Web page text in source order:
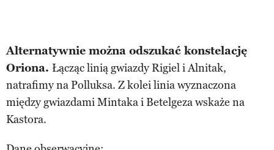
Alternatywnie można odszukać konstelację
Oriona. Łącząc linią gwiazdy Rigiel i Alnitak,
natrafimy na Polluksa. Z kolei linia wyznaczona
między gwiazdami Mintaka i Betelgeza wskaże na
Kastora.